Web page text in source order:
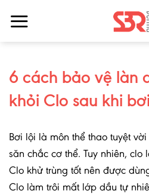
qua
6 cách bảo vệ làn
khỏi Clo sau khi bơi
Bơi lội là môn thể thao tuyệt
săn chắc cơ thể. Tuy nhiên,
Clo khử trùng tốt nên được
Clo làm trôi mất lớp dầu tự